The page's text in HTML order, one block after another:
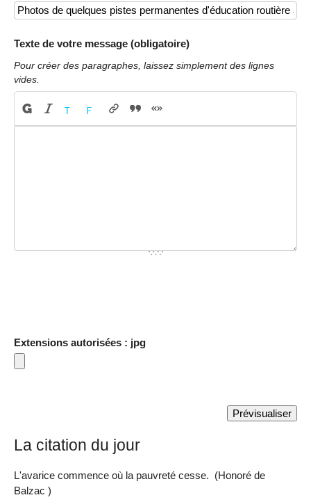
Texte de votre message (obligatoire)
Pour créer des paragraphes, laissez simplement des lignes
vides.
Extensions autorisées : jpg
La citation du jour
L'avarice commence où la pauvreté cesse. (Honoré de
Balzac )